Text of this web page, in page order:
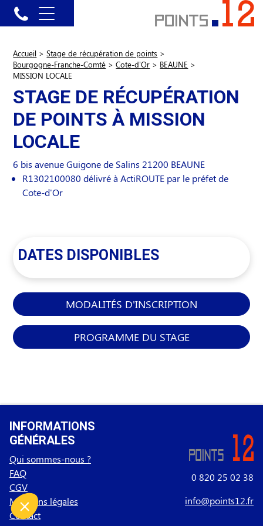
Accueil > Stage de récupération de points >
Bourgogne-Franche-Comté > Cote-d'Or > BEAUNE >
MISSION LOCALE
STAGE DE RÉCUPÉRATION
DE POINTS À MISSION
LOCALE
6 bis avenue Guigone de Salins 21200 BEAUNE
R1302100080 délivré à ActiROUTE par le préfet de
Cote-d'Or
DATES DISPONIBLES
MODALITÉS D'INSCRIPTION
PROGRAMME DU STAGE
INFORMATIONS
GÉNÉRALES
Qui sommes-nous ?
FAQ
CGV
Mentions légales
Contact
0 820 25 02 38
info@points12.fr